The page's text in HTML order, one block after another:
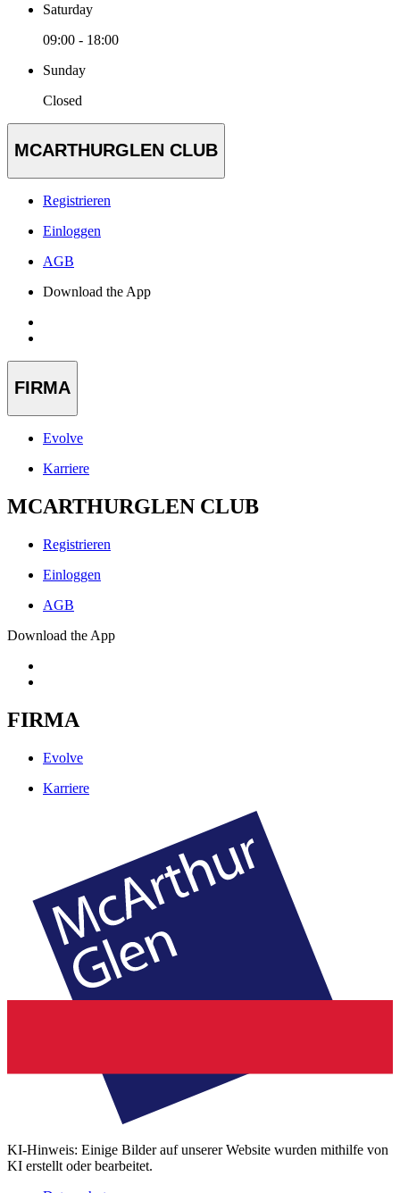
Saturday
09:00 - 18:00
Sunday
Closed
MCARTHURGLEN CLUB
Registrieren
Einloggen
AGB
Download the App
FIRMA
Evolve
Karriere
MCARTHURGLEN CLUB
Registrieren
Einloggen
AGB
Download the App
FIRMA
Evolve
Karriere
KI-Hinweis: Einige Bilder auf unserer Website wurden mithilfe von
KI erstellt oder bearbeitet.